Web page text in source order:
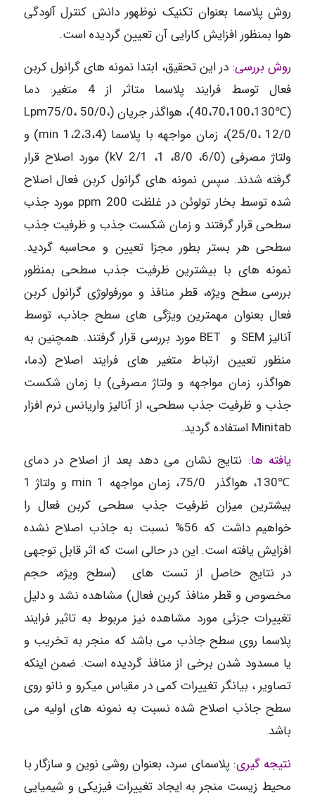
روش پلاسما بعنوان تکنیک نوظهور دانش کنترل آلودگی
هوا بمنظور افزایش کارایی آن تعیین گردیده است.
روش بررسی: در این تحقیق، ابتدا نمونه های گرانول کربن
فعال توسط فرایند پلاسما متاثر از 4 متغیر: دما
(℃40،70،100،130)، هواگذر جریان (Lpm75/0، 50/0،
25/0، 12/0)، زمان مواجهه با پلاسما (min 1،2،3،4) و
ولتاژ مصرفی (kV 2/1 ،1 ،8/0 ،6/0) مورد اصلاح قرار
گرفته شدند. سپس نمونه های گرانول کربن فعال اصلاح
شده توسط بخار تولوئن در غلظت 200 ppm مورد جذب
سطحی قرار گرفتند و زمان شکست جذب و ظرفیت جذب
سطحی هر بستر بطور مجزا تعیین و محاسبه گردید.
نمونه های با بیشترین ظرفیت جذب سطحی بمنظور
بررسی سطح ویژه، قطر منافذ و مورفولوژی گرانول کربن
فعال بعنوان مهمترین ویژگی های سطح جاذب، توسط
آنالیز SEM و BET مورد بررسی قرار گرفتند. همچنین به
منظور تعیین ارتباط متغیر های فرایند اصلاح (دما،
هواگذر، زمان مواجهه و ولتاژ مصرفی) با زمان شکست
جذب و ظرفیت جذب سطحی، از آنالیز واریانس نرم افزار
Minitab استفاده گردید.
یافته ها: نتایج نشان می دهد بعد از اصلاح در دمای
℃130، هواگذر 75/0، زمان مواجهه min 1 و ولتاژ 1
بیشترین میزان ظرفیت جذب سطحی کربن فعال را
خواهیم داشت که 56% نسبت به جاذب اصلاح نشده
افزایش یافته است. این در حالی است که اثر قابل توجهی
در نتایج حاصل از تست های (سطح ویژه، حجم
مخصوص و قطر منافذ کربن فعال) مشاهده نشد و دلیل
تغییرات جزئی مورد مشاهده نیز مربوط به تاثیر فرایند
پلاسما روی سطح جاذب می باشد که منجر به تخریب و
یا مسدود شدن برخی از منافذ گردیده است. ضمن اینکه
تصاویر ، بیانگر تغییرات کمی در مقیاس میکرو و نانو روی
سطح جاذب اصلاح شده نسبت به نمونه های اولیه می
باشد.
نتیجه گیری: پلاسمای سرد، بعنوان روشی نوین و سازگار با
محیط زیست منجر به ایجاد تغییرات فیزیکی و شیمیایی